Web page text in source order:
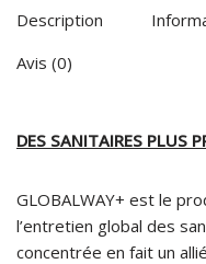
Description
Avis (0)
DES SANITAIRES PLUS
GLOBALWAY+ est le
l’entretien global des
concentrée en fait un